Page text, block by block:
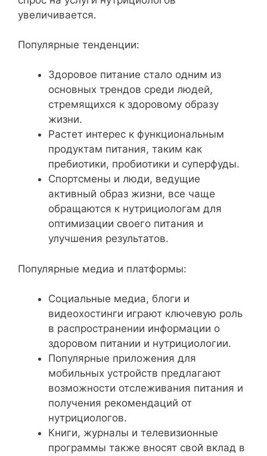
увеличивается.
Популярные тенденции:
Здоровое питание стало одним из
основных трендов среди людей,
стремящихся к здоровому образу
жизни.
Растет интерес к функциональным
продуктам питания, таким как
пребиотики, пробиотики и суперфуды.
Спортсмены и люди, ведущие
активный образ жизни, все чаще
обращаются к нутрициологам для
оптимизации своего питания и
улучшения результатов.
Популярные медиа и платформы:
Социальные медиа, блоги и
видеохостинги играют ключевую роль
в распространении информации о
здоровом питании и нутрициологии.
Популярные приложения для
мобильных устройств предлагают
возможности отслеживания питания и
получения рекомендаций от
нутрициологов.
Книги, журналы и телевизионные
программы также вносят свой вклад в